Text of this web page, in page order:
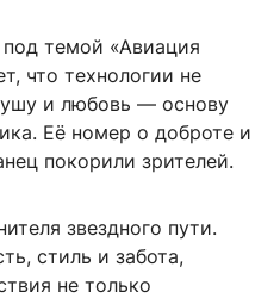
темой «Авиация
что технологии не
и любовь — основу
Её номер о доброте и
покорили зрителей.
звездного пути.
стиль и забота,
не только